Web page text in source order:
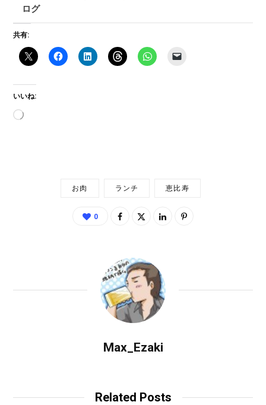
ログ
共有:
いいね:
読
お肉 ランチ 恵比寿
0
Max_Ezaki
Related Posts